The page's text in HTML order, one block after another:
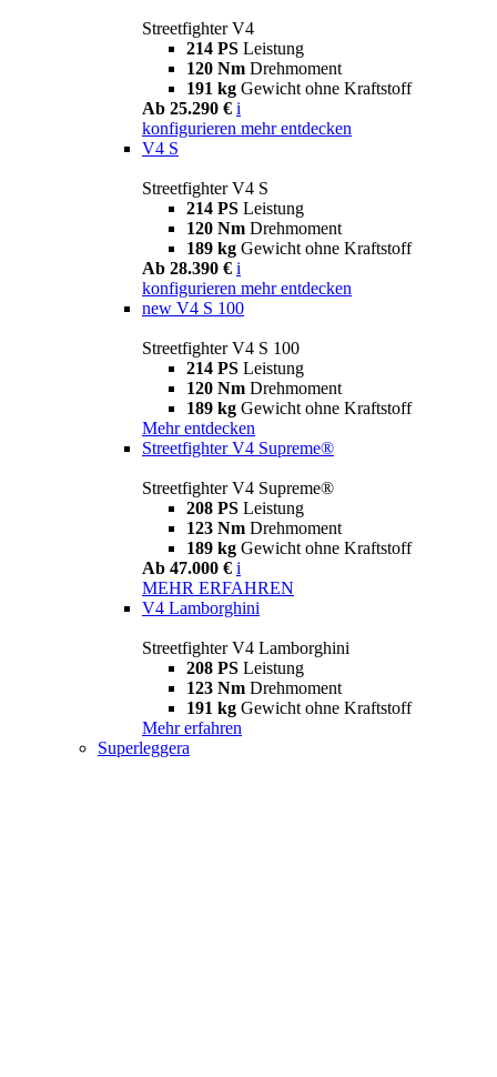
Streetfighter V4
214 PS Leistung
120 Nm Drehmoment
191 kg Gewicht ohne Kraftstoff
Ab 25.290 € i
konfigurieren mehr entdecken
V4 S
Streetfighter V4 S
214 PS Leistung
120 Nm Drehmoment
189 kg Gewicht ohne Kraftstoff
Ab 28.390 € i
konfigurieren mehr entdecken
new V4 S 100
Streetfighter V4 S 100
214 PS Leistung
120 Nm Drehmoment
189 kg Gewicht ohne Kraftstoff
Mehr entdecken
Streetfighter V4 Supreme®
Streetfighter V4 Supreme®
208 PS Leistung
123 Nm Drehmoment
189 kg Gewicht ohne Kraftstoff
Ab 47.000 € i
MEHR ERFAHREN
V4 Lamborghini
Streetfighter V4 Lamborghini
208 PS Leistung
123 Nm Drehmoment
191 kg Gewicht ohne Kraftstoff
Mehr erfahren
Superleggera